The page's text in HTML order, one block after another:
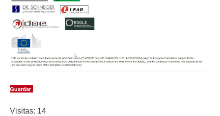
Guardar
Visitas: 14